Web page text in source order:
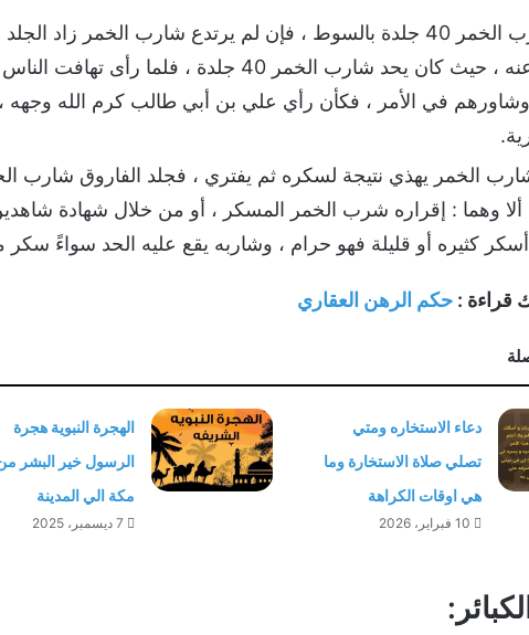
حد شرب الخمر 40 جلدة بالسوط ، فإن لم يرتدع شارب الخمر
تعالى عنه ، حيث كان يحد شارب الخمر 40
في الأمر ، فكأن رأي علي بن أبي طالب كرم الله وجهه
ألا وهما : إقراره شرب الخمر المسكر ، أو من خلال شهادة
أسكر كثيره أو قليلة فهو حرام ، وشاربه يقع عليه الحد سواءً سكر
قراءة : حكم الرهن العقاري
دعاء الاستخاره ومتي
تصلي صلاة الاستخارة وما
هي اوقات الكراهة
10 فبراير، 2026
الهجرة النبوية هجرة
الرسول خير البشر
مكة الي المدينة
7 ديسمبر، 2025